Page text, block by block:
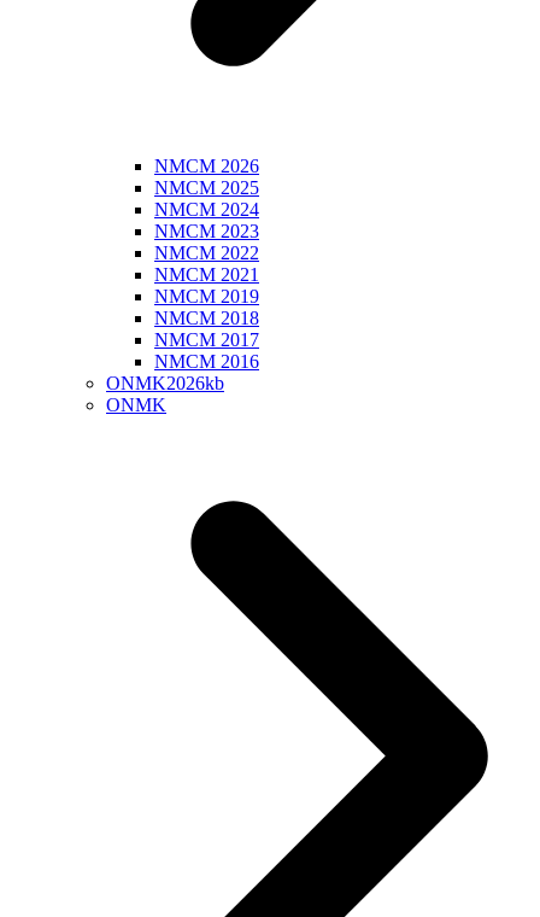
NMCM 2026
NMCM 2025
NMCM 2024
NMCM 2023
NMCM 2022
NMCM 2021
NMCM 2019
NMCM 2018
NMCM 2017
NMCM 2016
ONMK2026kb
ONMK